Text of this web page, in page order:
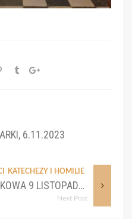
6.11.2023
KATECHEZY I HOMILIE
KATECHEZA CZWARTKOWA 9 LISTOPADA 2023
Next Post